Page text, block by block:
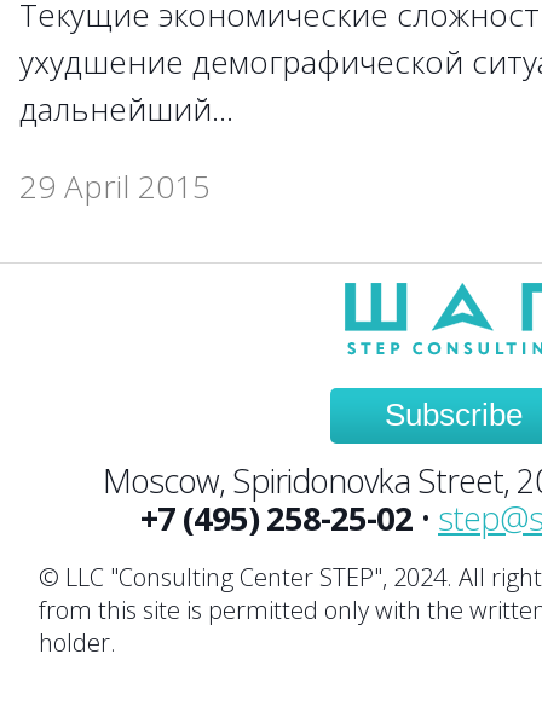
Текущие экономические
ухудшение демографической
дальнейший…
29 April 2015
Subscribe
Moscow, Spiridonovka Street,
+7 (495) 258-25-02 •
© LLC "Consulting Center STEP", 2024. All
from this site is permitted only with the
holder.